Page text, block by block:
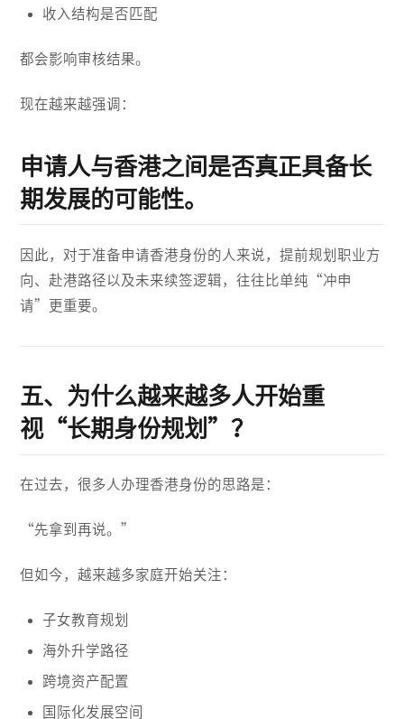
收入结构是否匹配
都会影响审核结果。
现在越来越强调：
申请人与香港之间是否真正具备长
期发展的可能性。
因此，对于准备申请香港身份的人来说，提前规划职业方
向、赴港路径以及未来续签逻辑，往往比单纯“冲申
请”更重要。
五、为什么越来越多人开始重
视“长期身份规划”？
在过去，很多人办理香港身份的思路是：
“先拿到再说。”
但如今，越来越多家庭开始关注：
子女教育规划
海外升学路径
跨境资产配置
国际化发展空间